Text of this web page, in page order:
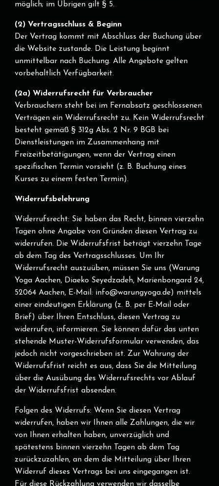
möglich; im Übrigen gilt § 5.
(2) Vertragsschluss & Beginn
Der Vertrag kommt mit Abschluss der Buchung über
die Website zustande. Die Leistung beginnt
unmittelbar nach Buchung. Alle Angebote gelten
vorbehaltlich Verfügbarkeit.
(2a) Widerrufsrecht für Verbraucher
Verbrauchern steht bei im Fernabsatz geschlossenen
Verträgen ein Widerrufsrecht zu. Kein Widerrufsrecht
besteht gemäß § 312g Abs. 2 Nr. 9 BGB bei
Dienstleistungen im Zusammenhang mit
Freizeitbetätigungen, wenn der Vertrag einen
spezifischen Termin vorsieht (z. B. Buchung eines
Kurses zu einem festen Termin).
Widerrufsbelehrung
Widerrufsrecht: Sie haben das Recht, binnen vierzehn
Tagen ohne Angabe von Gründen diesen Vertrag zu
widerrufen. Die Widerrufsfrist beträgt vierzehn Tage
ab dem Tag des Vertragsschlusses. Um Ihr
Widerrufsrecht auszuüben, müssen Sie uns (Warung
Yoga Aachen, Diaeko Seyedzadeh, Marienbongard 24,
52064 Aachen, E-Mail: info@warungyoga.de) mittels
einer eindeutigen Erklärung (z. B. per E-Mail oder
Brief) über Ihren Entschluss, diesen Vertrag zu
widerrufen, informieren. Sie können dafür das unten
stehende Muster-Widerrufsformular verwenden, das
jedoch nicht vorgeschrieben ist. Zur Wahrung der
Widerrufsfrist reicht es aus, dass Sie die Mitteilung
über die Ausübung des Widerrufsrechts vor Ablauf
der Widerrufsfrist absenden.
Folgen des Widerrufs: Wenn Sie diesen Vertrag
widerrufen, haben wir Ihnen alle Zahlungen, die wir
von Ihnen erhalten haben, unverzüglich und
spätestens binnen vierzehn Tagen ab dem Tag
zurückzuzahlen, an dem die Mitteilung über Ihren
Widerruf dieses Vertrags bei uns eingegangen ist.
Für diese Rückzahlung verwenden wir dasselbe